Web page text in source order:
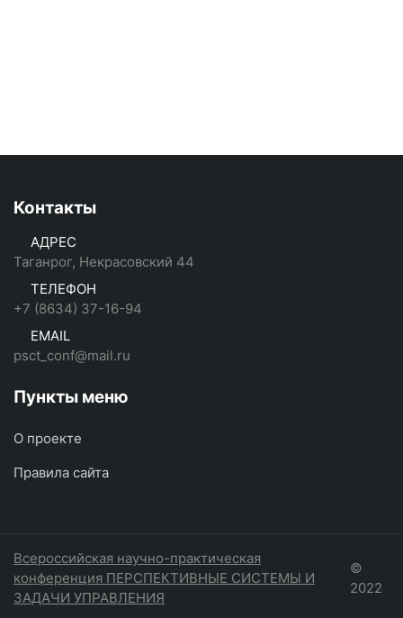
Контакты
АДРЕС
Таганрог, Некрасовский 44
ТЕЛЕФОН
+7 (8634) 37-16-94
EMAIL
psct_conf@mail.ru
Пункты меню
О проекте
Правила сайта
Всероссийская научно-практическая
конференция ПЕРСПЕКТИВНЫЕ СИСТЕМЫ И
ЗАДАЧИ УПРАВЛЕНИЯ
©
2022